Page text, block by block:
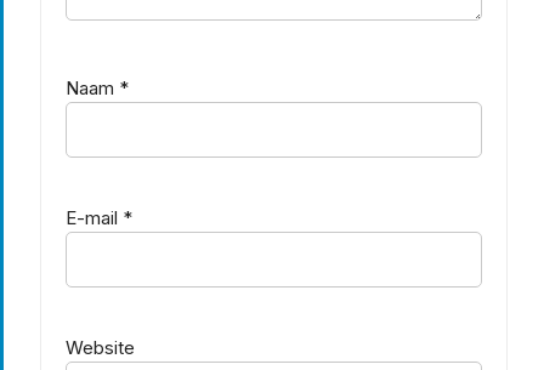
Naam *
E-mail *
Website